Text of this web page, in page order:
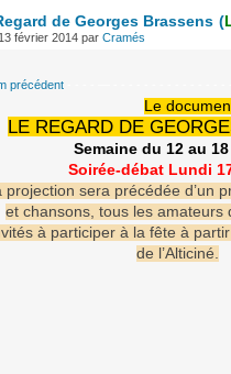
de Georges Brassens (
février 2014 par Cramés
précédent
Le
LE REGARD DE
Semaine du 12 au
Soirée-débat Lundi
projection sera précédée d’un
et chansons, tous les amateurs
à participer à la fête à
de l’Alticiné.